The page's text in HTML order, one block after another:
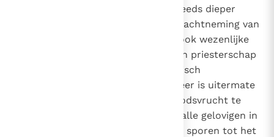
wordt belicht en de gelovigen steeds dieper
wordt ingeprent, met de juiste inachtneming van
het niet slechts graduele, maar ook wezenlijke
onderscheid tussen het algemeen priesterschap
van de gelovigen en het hiërarchisch
Want deze leer is uitermate
geschikt om de eucharistische godsvrucht te
bevorderen, de waardigheid van alle gelovigen in
het licht te stellen en hen aan te sporen tot het